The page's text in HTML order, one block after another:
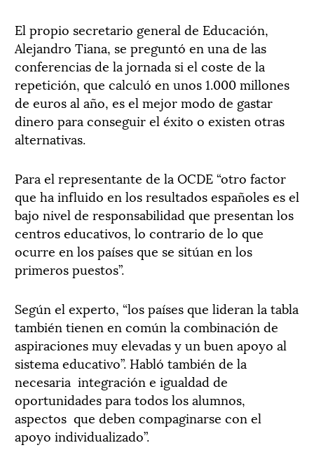
El propio secretario general de Educación,
Alejandro Tiana, se preguntó en una de las
conferencias de la jornada si el coste de la
repetición, que calculó en unos 1.000 millones
de euros al año, es el mejor modo de gastar
dinero para conseguir el éxito o existen otras
alternativas.
Para el representante de la OCDE “otro factor
que ha influido en los resultados españoles es el
bajo nivel de responsabilidad que presentan los
centros educativos, lo contrario de lo que
ocurre en los países que se sitúan en los
primeros puestos”.
Según el experto, “los países que lideran la tabla
también tienen en común la combinación de
aspiraciones muy elevadas y un buen apoyo al
sistema educativo”. Habló también de la
necesaria integración e igualdad de
oportunidades para todos los alumnos,
aspectos que deben compaginarse con el
apoyo individualizado”.